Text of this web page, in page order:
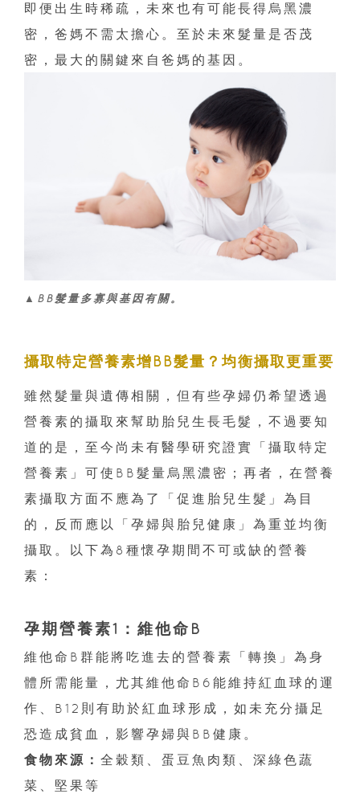
即便出生時稀疏，未來也有可能長得烏黑濃
密，爸媽不需太擔心。至於未來髮量是否茂
密，最大的關鍵來自爸媽的基因。
▲BB髮量多寡與基因有關。
攝取特定營養素增BB髮量？均衡攝取更重要
雖然髮量與遺傳相關，但有些孕婦仍希望透過
營養素的攝取來幫助胎兒生長毛髮，不過要知
道的是，至今尚未有醫學研究證實「攝取特定
營養素」可使BB髮量烏黑濃密；再者，在營養
素攝取方面不應為了「促進胎兒生髮」為目
的，反而應以「孕婦與胎兒健康」為重並均衡
攝取。以下為8種懷孕期間不可或缺的營養
素：
孕期營養素1：維他命B
維他命B群能將吃進去的營養素「轉換」為身
體所需能量，尤其維他命B6能維持紅血球的運
作、B12則有助於紅血球形成，如未充分攝足
恐造成貧血，影響孕婦與BB健康。
食物來源： 全穀類、蛋豆魚肉類、深綠色蔬
菜、堅果等